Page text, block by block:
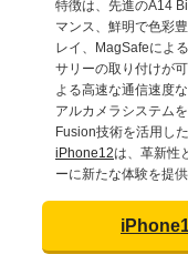
特徴は、先進のA14
マンス、鮮明で色彩
レイ、MagSafeによ
サリーの取り付けが
よる高速な通信速度
アルカメラシステム
Fusion技術を活用し
iPhone12は、革新性
ーに新たな体験を提